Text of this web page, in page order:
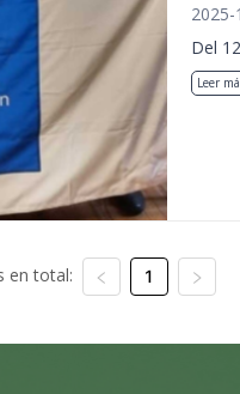
2025-
Del
Leer
en total: 1